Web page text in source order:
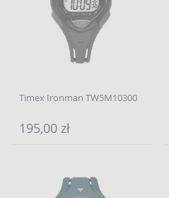
Timex Ironman TW5M10300
195,00 zł